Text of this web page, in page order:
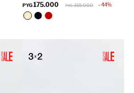
PYG175.000 PYG 315.000 44